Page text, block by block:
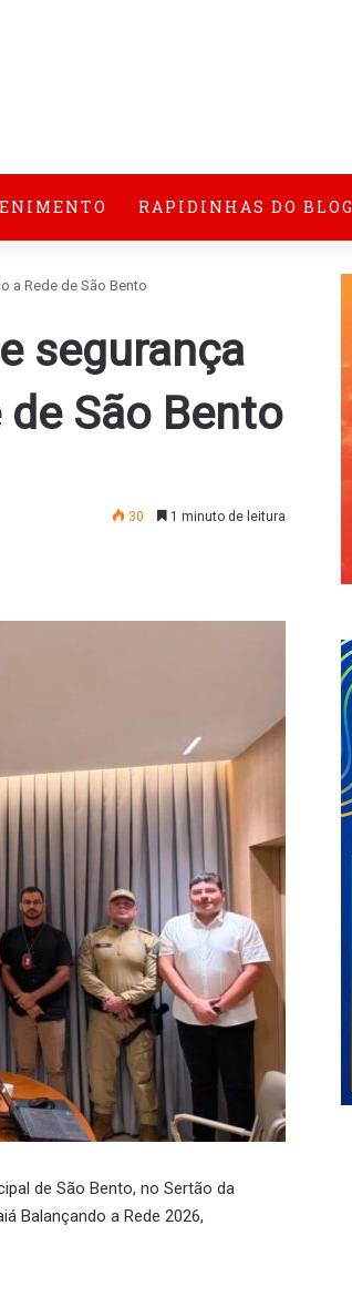
RAPIDINHAS DO BLOG
a Rede de São Bento
segurança
São Bento
30 1 minuto de leitura
de São Bento, no Sertão da
Balançando a Rede 2026,